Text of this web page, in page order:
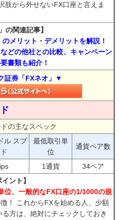
肢から外せないFX口座と言えま
の関連記事】
メリット・デメリットを解説！
どの他社との比較、キャンペーン
書類も紹介！
証券「FXネオ」▼
の主なスペック
ル スプ
最低取引単
位
通貨ペア数
1通貨
34ペア
ント】
位、一般的なFX口座の1/1000の規
！ これからFXを始める人、少額
方は、絶対にチェックしておき